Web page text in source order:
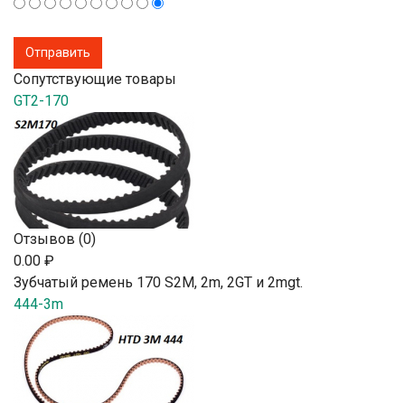
Сопутствующие товары
GT2-170
Отзывов (0)
0.00 ₽
Зубчатый ремень 170 S2М, 2m, 2GT и 2mgt.
444-3m